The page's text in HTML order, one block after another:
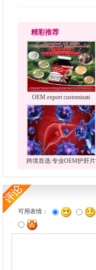
精彩推荐
OEM export customizati
跨境首选:专业OEM护肝片
可用表情：